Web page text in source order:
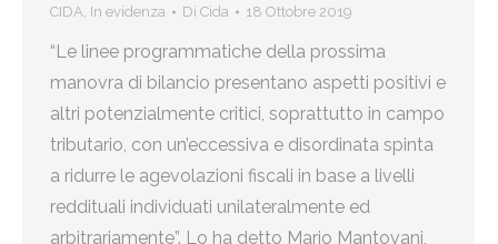
CIDA, In evidenza Di Cida 18 Ottobre 2019
“Le linee programmatiche della prossima
manovra di bilancio presentano aspetti positivi e
altri potenzialmente critici, soprattutto in campo
tributario, con un’eccessiva e disordinata spinta
a ridurre le agevolazioni fiscali in base a livelli
reddituali individuati unilateralmente ed
arbitrariamente”. Lo ha detto Mario Mantovani,